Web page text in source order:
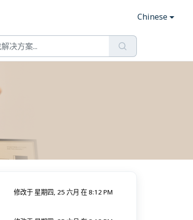
Chinese
修改于 星期四, 25 六月 在 8:12 PM